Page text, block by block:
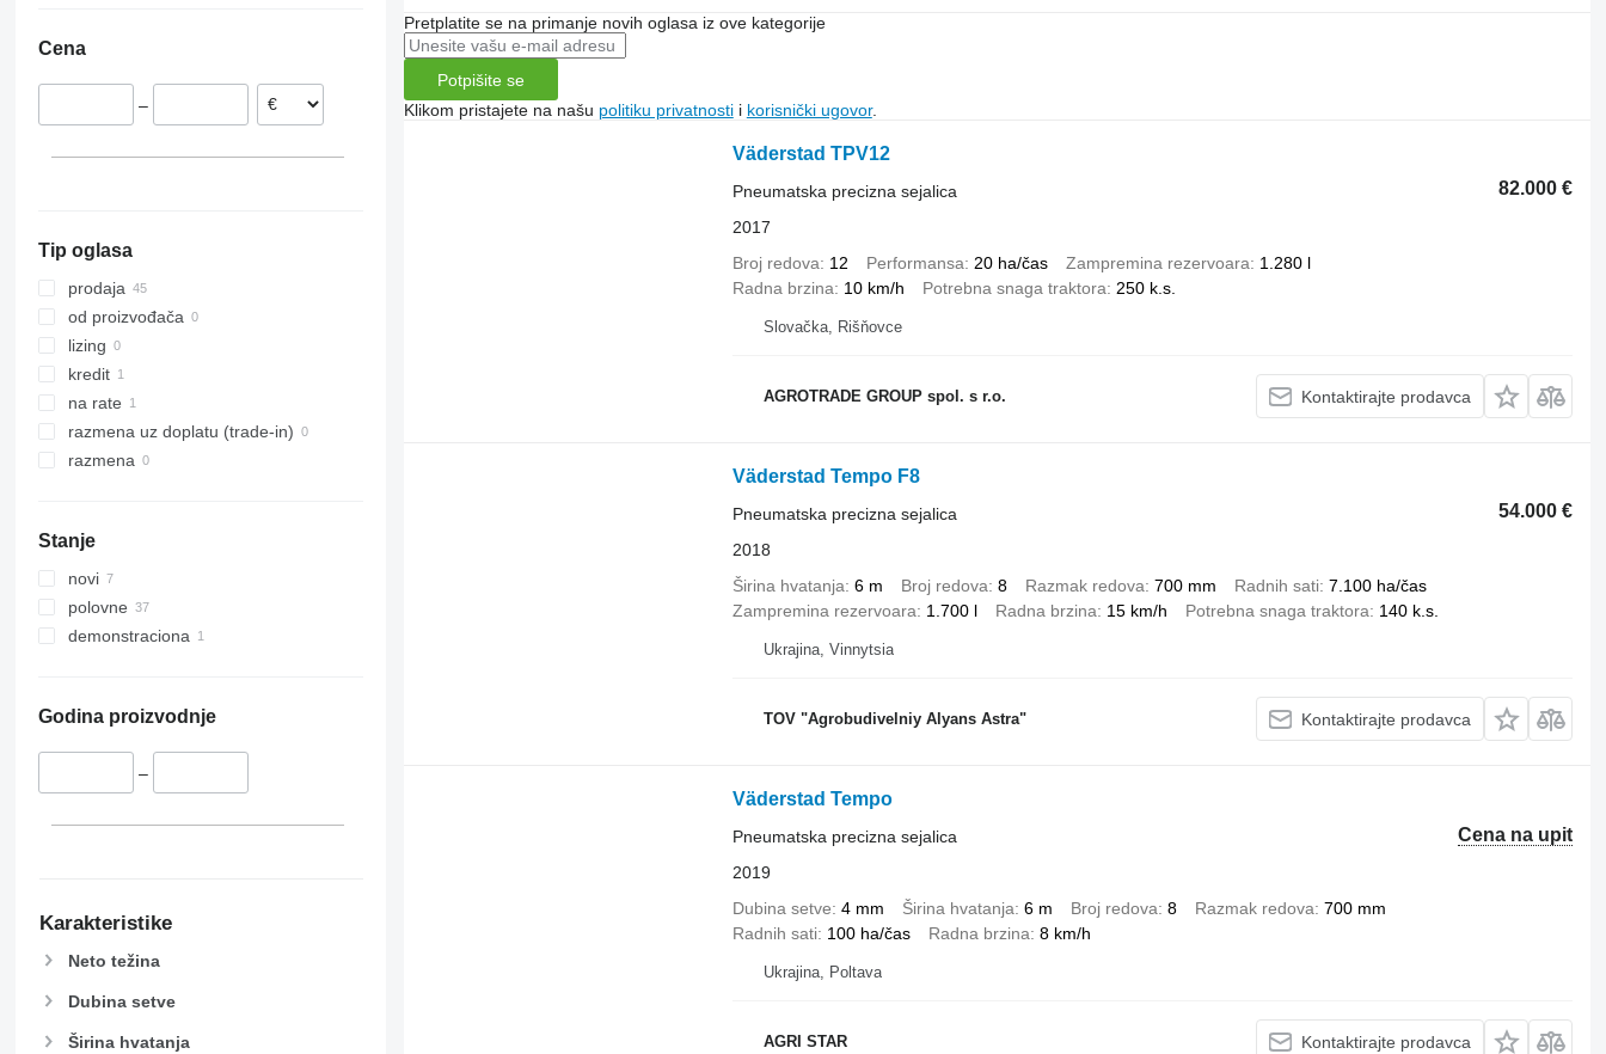
Luksemburg
Bugarska
Cena
–
Tip oglasa
prodaja
od proizvođača
lizing
kredit
na rate
razmena uz doplatu (trade-in)
razmena
Stanje
novi
polovne
demonstraciona
Godina proizvodnje
–
Karakteristike
Neto težina
Dubina setve
Širina hvatanja
Pretplatite se na primanje novih oglasa iz ove kategorije
Potpišite se
Klikom pristajete na našu politiku privatnostii korisnički ugovor.
Väderstad TPV12
82.000 €
Pneumatska precizna sejalica
2017
Broj redova
12 Performansa 20 ha/čas Zampremina rezervoara
1.280 l
Radna brzina
10 km/h Potrebna snaga traktora 250 k.s.
Slovačka, Rišňovce
AGROTRADE GROUP spol. s r.o. Kontaktirajte prodavca
Väderstad Tempo F8
54.000 €
Pneumatska precizna sejalica
2018
Širina hvatanja 6 m Broj redova 8 Razmak redova 700 mm Radnih sati 7.100 ha/čas
Zampremina rezervoara
1.700 l Radna brzina 15 km/h Potrebna snaga traktora 140 k.s.
Ukrajina, Vinnytsia
TOV "Agrobudivelniy Alyans Astra" Kontaktirajte prodavca
Väderstad Tempo
Cena na upit
Pneumatska precizna sejalica
2019
Dubina setve 4 mm Širina hvatanja 6 m Broj redova 8 Razmak redova 700 mm
Radnih sati 100 ha/čas Radna brzina 8 km/h
Ukrajina, Poltava
AGRI STAR Kontaktirajte prodavca